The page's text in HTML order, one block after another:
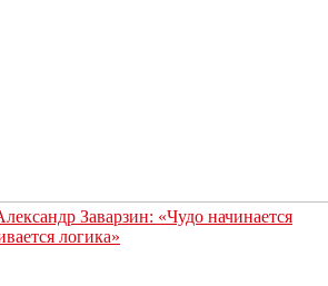
Заварзин: «Чудо начинается
логика»